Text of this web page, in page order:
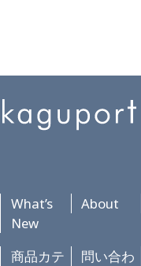
メーカー別カタログに
2021.06.22
クレス商品明細を掲載
む）。
What’s
New
About
商品カテ
問い合わ